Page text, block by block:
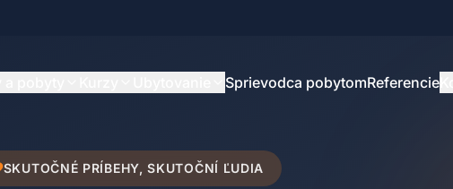
Sprievodca pobytomReferencie
SKUTOČNÉ PRÍBEHY, SKUTOČNÍ ĽUDIA